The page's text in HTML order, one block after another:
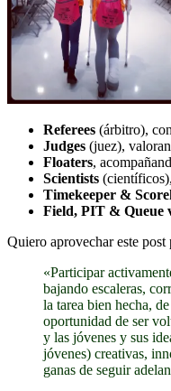
Referees (árbitro),
Judges (juez),
Floaters,
Scientists
Timekeeper &
Field, PIT & Queue
Quiero aprovechar este
«Participar
bajando escaleras,
la tarea bien hecha,
oportunidad de ser
y las jóvenes y sus
jóvenes) creativas,
ganas de seguir